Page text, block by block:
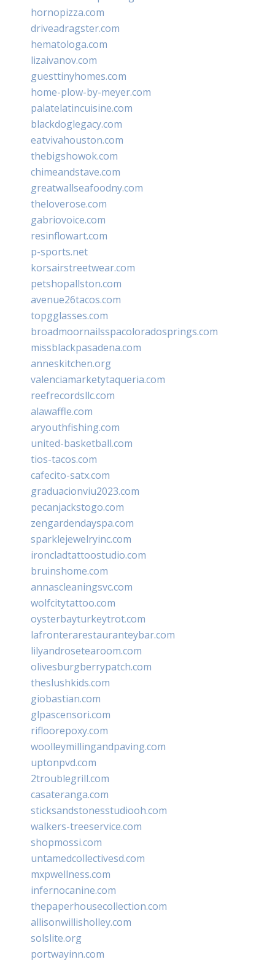
hornopizza.com
driveadragster.com
hematologa.com
lizaivanov.com
guesttinyhomes.com
home-plow-by-meyer.com
palatelatincuisine.com
blackdoglegacy.com
eatvivahouston.com
thebigshowok.com
chimeandstave.com
greatwallseafoodny.com
theloverose.com
gabriovoice.com
resinflowart.com
p-sports.net
korsairstreetwear.com
petshopallston.com
avenue26tacos.com
topgglasses.com
broadmoornailsspacoloradosprings.com
missblackpasadena.com
anneskitchen.org
valenciamarketytaqueria.com
reefrecordsllc.com
alawaffle.com
aryouthfishing.com
united-basketball.com
tios-tacos.com
cafecito-satx.com
graduacionviu2023.com
pecanjackstogo.com
zengardendayspa.com
sparklejewelryinc.com
ironcladtattoostudio.com
bruinshome.com
annascleaningsvc.com
wolfcitytattoo.com
oysterbayturkeytrot.com
lafronterarestauranteybar.com
lilyandrosetearoom.com
olivesburgberrypatch.com
theslushkids.com
giobastian.com
glpascensori.com
rifloorepoxy.com
woolleymillingandpaving.com
uptonpvd.com
2troublegrill.com
casateranga.com
sticksandstonesstudiooh.com
walkers-treeservice.com
shopmossi.com
untamedcollectivesd.com
mxpwellness.com
infernocanine.com
thepaperhousecollection.com
allisonwillisholley.com
solslite.org
portwayinn.com